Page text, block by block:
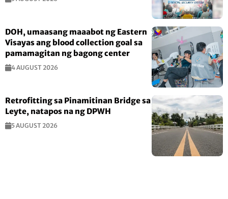
DOH, umaasang maaabot ng Eastern
Visayas ang blood collection goal sa
pamamagitan ng bagong center
4 AUGUST 2026
Retrofitting sa Pinamitinan Bridge sa
Leyte, natapos na ng DPWH
5 AUGUST 2026